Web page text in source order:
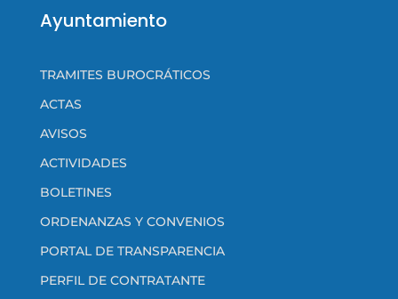
Ayuntamiento
TRAMITES BUROCRÁTICOS
ACTAS
AVISOS
ACTIVIDADES
BOLETINES
ORDENANZAS Y CONVENIOS
PORTAL DE TRANSPARENCIA
PERFIL DE CONTRATANTE